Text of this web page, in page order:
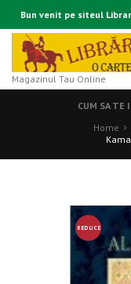
Bun venit pe siteul
Magazinul Tau Online
CUM SA TE
Home
REDUCE